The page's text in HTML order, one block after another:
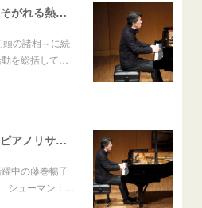
一歩引いたところからそそがれる熱いまなざし──寿明義和ピアノリサイタル Aufschwung～飛翔～ 篠村友輝哉
の諸相～に続
を総括して…
終了しました 寿明義和ピアノリサイタル Aufschwung～飛翔～
中の藤巻暢子
シューマン：…